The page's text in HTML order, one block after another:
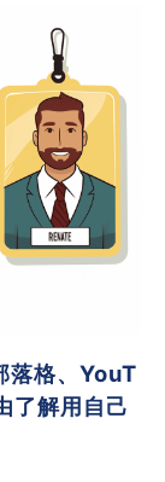
落格、YouT
了解用自己